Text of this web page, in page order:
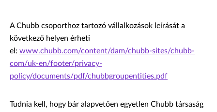
A Chubb csoporthoz tartozó vállalkozások leírását a
következő helyen érheti
el: www.chubb.com/content/dam/chubb-sites/chubb-
com/uk-en/footer/privacy-
policy/documents/pdf/chubbgroupentities.pdf
Tudnia kell, hogy bár alapvetően egyetlen Chubb társaság